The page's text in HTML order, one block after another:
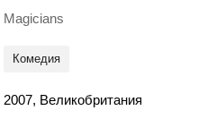
Magicians
Комедия
2007, Великобритания